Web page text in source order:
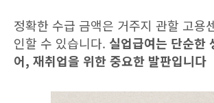
정확한 수급 금액은 거주지 관할 고용
인할 수 있습니다. 실업급여는 단순한
어, 재취업을 위한 중요한 발판입니다